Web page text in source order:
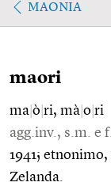
MAONIA
maori
ma ò ri, mà o ri
agg.inv., s.m. e
1941;
Zelanda.